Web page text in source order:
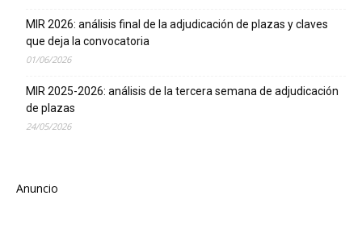
MIR 2026: análisis final de la adjudicación de plazas y claves
que deja la convocatoria
01/06/2026
MIR 2025-2026: análisis de la tercera semana de adjudicación
de plazas
24/05/2026
Anuncio